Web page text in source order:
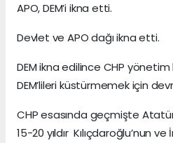
APO, DEM’i ikna etti.
Devlet ve APO dağı ikna etti.
DEM ikna edilince CHP
DEM’lileri küstürmemek için
CHP esasında geçmişte
15-20 yıldır Kılıçdaroğlu’nun